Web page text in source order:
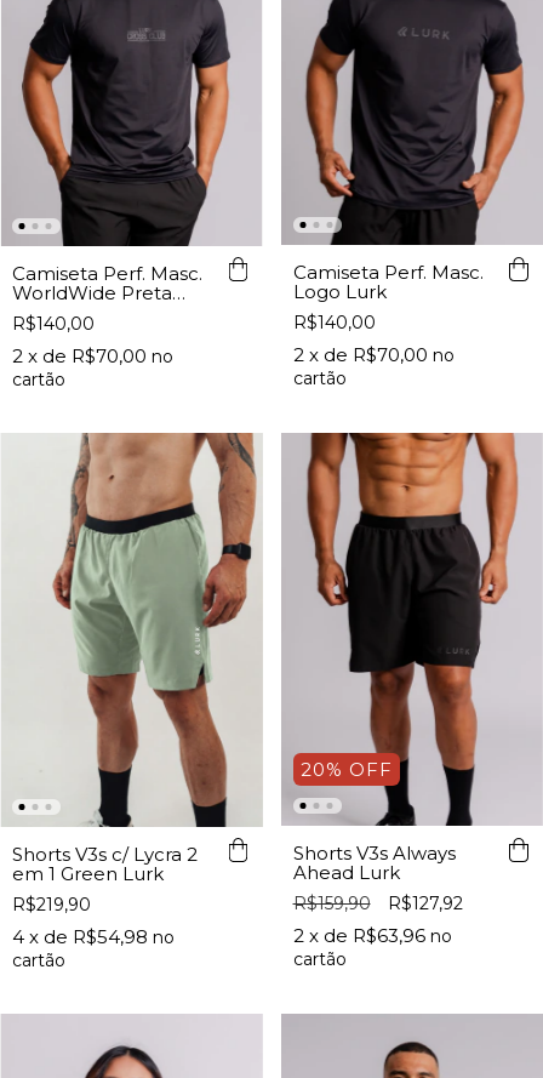
Camiseta Perf. Masc.
WorldWide Preta
Lurk
R$140,00
2 x de R$70,00
Camiseta Perf. Masc.
Logo Lurk
R$140,00
2 x de R$70,00
Shorts V3s c/ Lycra 2
em 1 Green Lurk
R$219,90
4 x de R$54,98
20% OFF
Shorts V3s Always
Ahead Lurk
R$159,90 R$127,92
2 x de R$63,96